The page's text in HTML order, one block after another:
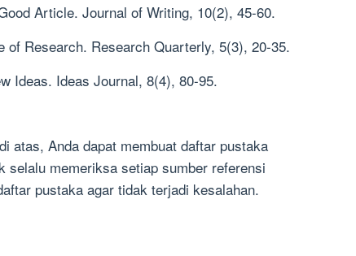
Article. Journal of Writing, 10(2), 45-60.
of Research. Research Quarterly, 5(3), 20-35.
Ideas. Ideas Journal, 8(4), 80-95.
atas, Anda dapat membuat daftar pustaka
selalu memeriksa setiap sumber referensi
pustaka agar tidak terjadi kesalahan.